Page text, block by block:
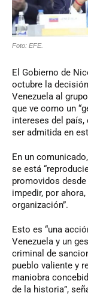
Foto: EFE.
El Gobierno de
octubre la
Venezuela al
que ve como un
intereses del
ser admitida en
En un
se está
promovidos
impedir, por
organización”.
Esto es “una
Venezuela y un
criminal de
pueblo valiente y
maniobra
de la historia”,